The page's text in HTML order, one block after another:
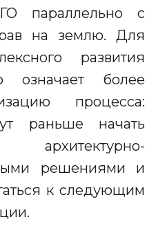
параллельно с
на землю. Для
развития
означает более
процесса:
раньше начать
решениями и
к следующим